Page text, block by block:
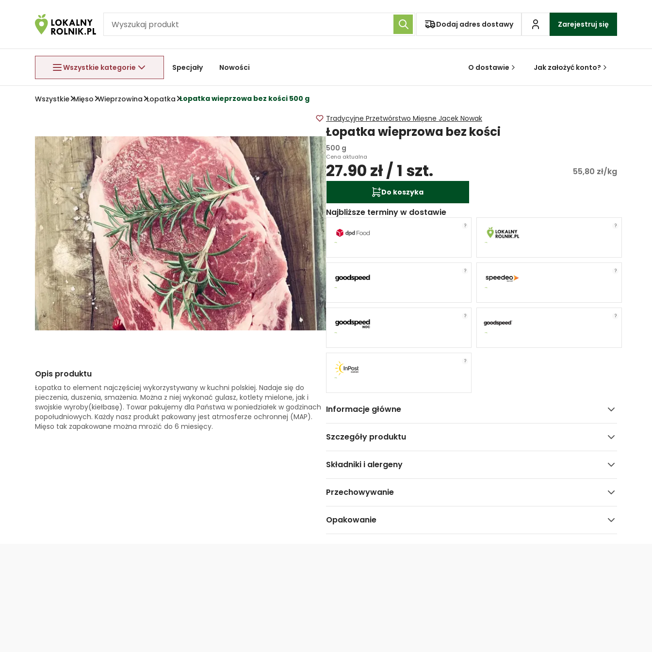
Dodaj adres dostawy Zarejestruj się
Wszystkie kategorie
Aby wyjść z menu, naciśnij przycisk Esc.
Specjały
Nowości O dostawie Jak założyć konto?
Wszystkie Mięso Wieprzowina Łopatka Łopatka wieprzowa bez kości 500 g
Opis produktu
Łopatka to element najczęściej wykorzystywany w kuchni polskiej. Nadaje się do
pieczenia, duszenia, smażenia. Można z niej wykonać gulasz, kotlety mielone, jak i
swojskie wyroby(kiełbasę). Towar pakujemy dla Państwa w poniedziałek w godzinach
popołudniowych. Każdy nasz produkt pakowany jest atmosferze ochronnej (MAP).
Mięso tak zapakowane można mrozić do 6 miesięcy.
Tradycyjne Przetwórstwo Mięsne Jacek Nowak
Łopatka wieprzowa bez kości
500 g
Cena aktualna
27.90 zł / 1 szt. 55,80 zł/kg
Do koszyka
Najbliższe terminy w dostawie
? ?
? ?
? ?
?
Informacje główne
Szczegóły produktu
Składniki i alergeny
Przechowywanie
Opakowanie